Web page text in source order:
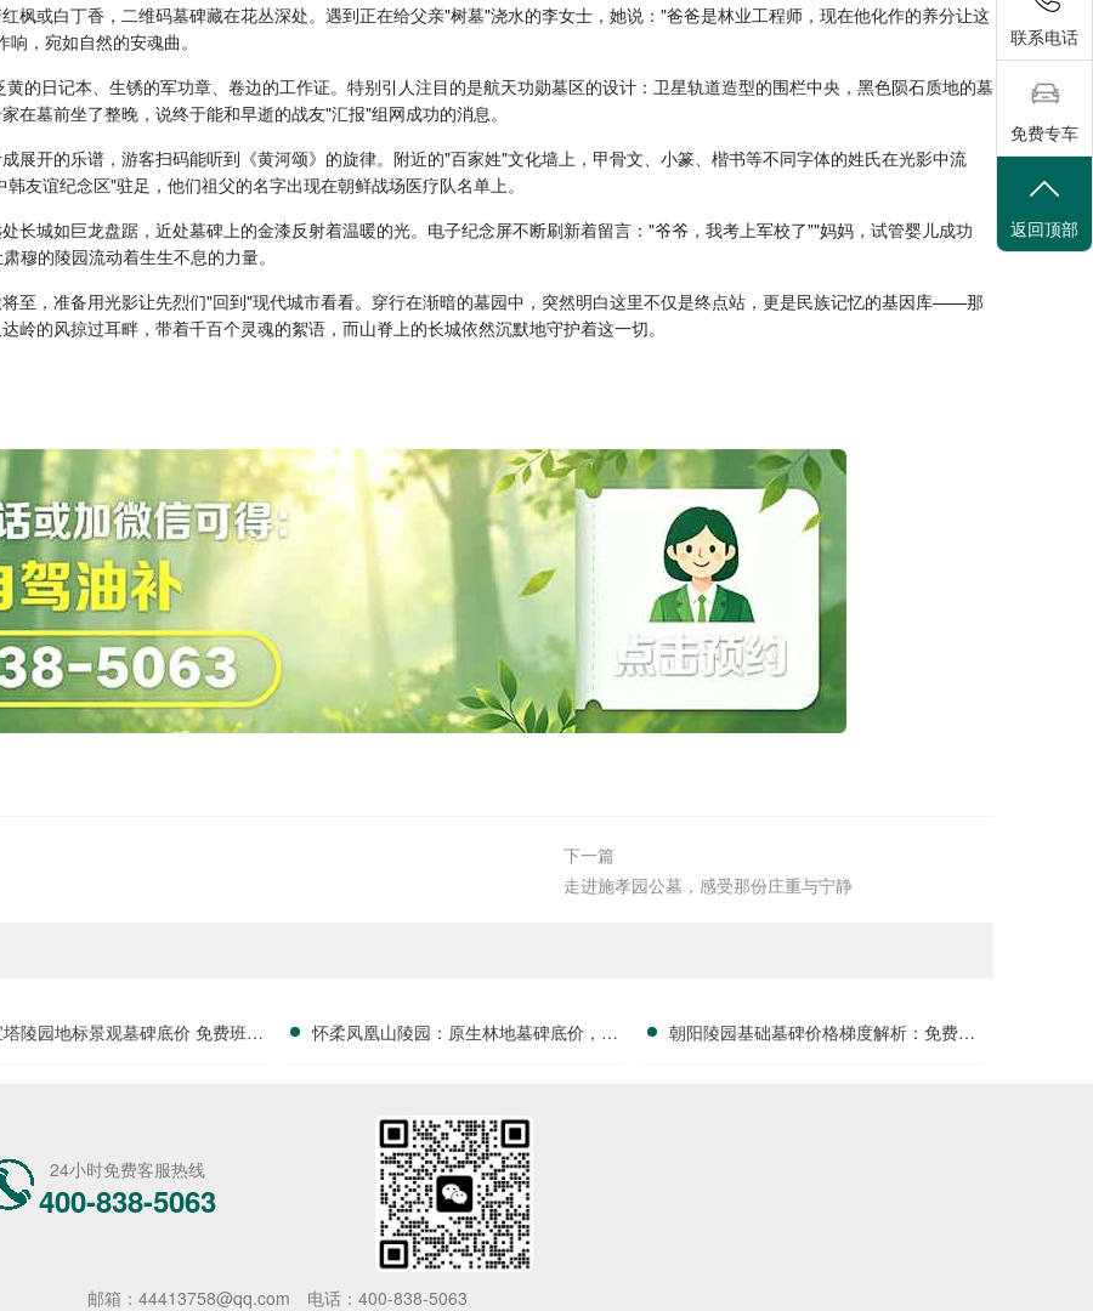
枫或白丁香，二维码墓碑藏在花丛深处。遇到正在给父亲"树墓"浇水的李女士，她说："爸爸是林业工程师，现在他化作的养分让这
，宛如自然的安魂曲。
的日记本、生锈的军功章、卷边的工作证。特别引人注目的是航天功勋墓区的设计：卫星轨道造型的围栏中央，黑色陨石质地的墓
墓前坐了整晚，说终于能和早逝的战友"汇报"组网成功的消息。
展开的乐谱，游客扫码能听到《黄河颂》的旋律。附近的"百家姓"文化墙上，甲骨文、小篆、楷书等不同字体的姓氏在光影中流
友谊纪念区"驻足，他们祖父的名字出现在朝鲜战场医疗队名单上。
长城如巨龙盘踞，近处墓碑上的金漆反射着温暖的光。电子纪念屏不断刷新着留言："爷爷，我考上军校了""妈妈，试管婴儿成功
穆的陵园流动着生生不息的力量。
至，准备用光影让先烈们"回到"现代城市看看。穿行在渐暗的墓园中，突然明白这里不仅是终点站，更是民族记忆的基因库——那
的风掠过耳畔，带着千百个灵魂的絮语，而山脊上的长城依然沉默地守护着这一切。
下一篇
走进施孝园公墓，感受那份庄重与宁静
塔陵园地标景观墓碑底价 免费班车
怀柔凤凰山陵园：原生林地墓碑底价，静
朝阳陵园基础墓碑价格梯度解析：免费休
24小时免费客服热线
400-838-5063
邮箱：44413758@qq.com 电话：400-838-5063
联系电话
免费专车
返回顶部